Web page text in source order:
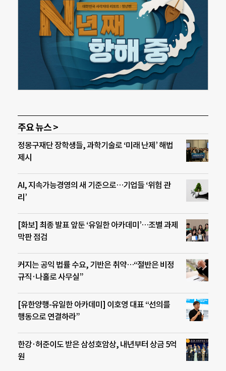
주요 뉴스 >
정몽구재단 장학생들, 과학기술로 ‘미래 난제’ 해법
제시
AI, 지속가능경영의 새 기준으로…기업들 ‘위험 관
리’
[화보] 최종 발표 앞둔 ‘유일한 아카데미’…조별 과제
막판 점검
커지는 공익 법률 수요, 기반은 취약…“절반은 비정
규직·나홀로 사무실”
[유한양행-유일한 아카데미] 이호영 대표 “선의를
행동으로 연결하라”
한강·허준이도 받은 삼성호암상, 내년부터 상금 5억
원